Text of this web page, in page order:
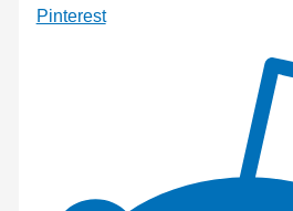
Pinterest